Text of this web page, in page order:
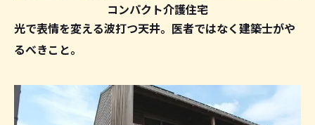
コンパクト介護住宅
光で表情を変える波打つ天井。医者ではなく建築士がや
るべきこと。